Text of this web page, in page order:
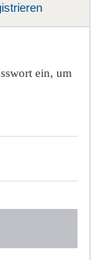
ein, um